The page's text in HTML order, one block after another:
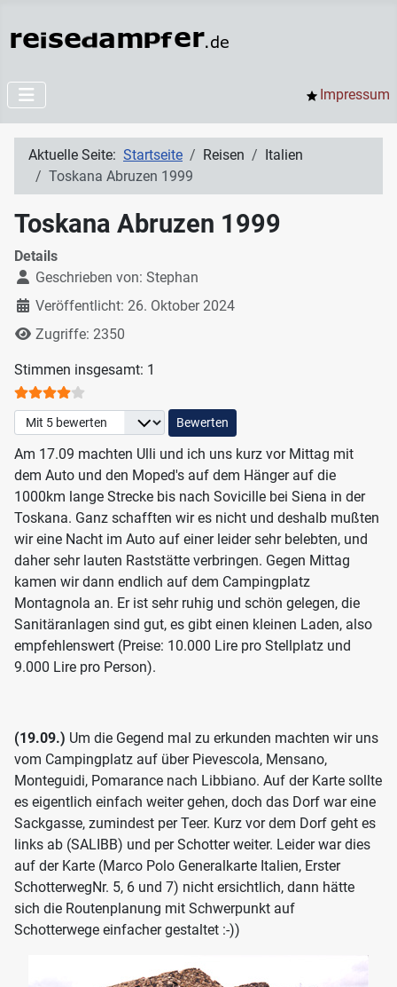
Impressum
Aktuelle Seite: Startseite Reisen
Italien
Toskana Abruzen 1999
Toskana Abruzen 1999
Details
Geschrieben von: Stephan
Veröffentlicht: 26. Oktober 2024
Zugriffe: 2350
Bewertung:4/5
Stimmen insgesamt: 1
Bitte bewerten
Am 17.09 machten Ulli und ich uns kurz vor Mittag mit
dem Auto und den Moped's auf dem Hänger auf die
1000km lange Strecke bis nach Sovicille bei Siena in der
Toskana. Ganz schafften wir es nicht und deshalb mußten
wir eine Nacht im Auto auf einer leider sehr belebten, und
daher sehr lauten Raststätte verbringen. Gegen Mittag
kamen wir dann endlich auf dem Campingplatz
Montagnola an. Er ist sehr ruhig und schön gelegen, die
Sanitäranlagen sind gut, es gibt einen kleinen Laden, also
empfehlenswert (Preise: 10.000 Lire pro Stellplatz und
9.000 Lire pro Person).
(19.09.) Um die Gegend mal zu erkunden machten wir uns
vom Campingplatz auf über Pievescola, Mensano,
Monteguidi, Pomarance nach Libbiano. Auf der Karte sollte
es eigentlich einfach weiter gehen, doch das Dorf war eine
Sackgasse, zumindest per Teer. Kurz vor dem Dorf geht es
links ab (SALIBB) und per Schotter weiter. Leider war dies
auf der Karte (Marco Polo Generalkarte Italien, Erster
SchotterwegNr. 5, 6 und 7) nicht ersichtlich, dann hätte
sich die Routenplanung mit Schwerpunkt auf
Schotterwege einfacher gestaltet :-))